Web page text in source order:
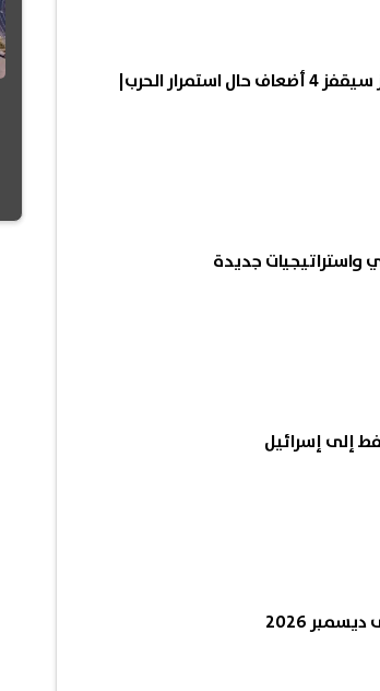
تحذيرات من ارتفاع برميل النفط إلى 150 دولارا والغاز سيقفز 4 أضعاف حال استمرار الحرب|
واستراتيجيات جديدة
إلى إسرائيل
2026